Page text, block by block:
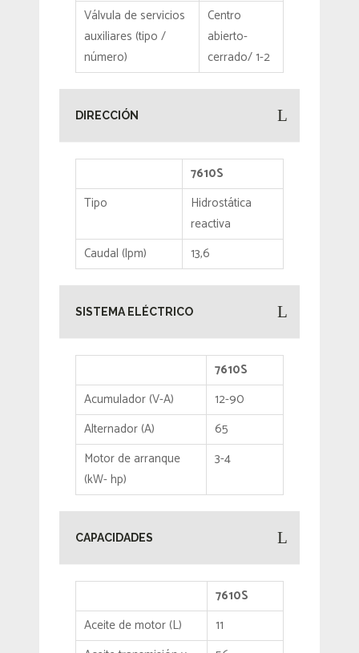
Válvula de servicios
auxiliares (tipo /
número)
Centro
abierto-
cerrado/ 1-2
DIRECCIÓN
7610S
Tipo
Hidrostática
reactiva
Caudal (lpm)
13,6
SISTEMA ELÉCTRICO
7610S
Acumulador (V-A)
12-90
Alternador (A)
65
Motor de arranque
(kW- hp)
3-4
CAPACIDADES
7610S
Aceite de motor (L)
11